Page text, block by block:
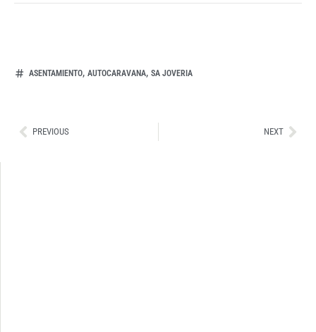
ASENTAMIENTO, AUTOCARAVANA, SA JOVERIA
AntPREVIOUS NEXT